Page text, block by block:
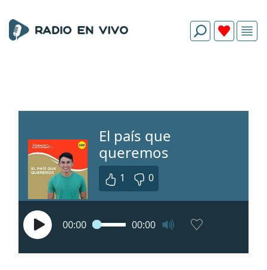
El país que
queremos
1 0
00:00 00:00